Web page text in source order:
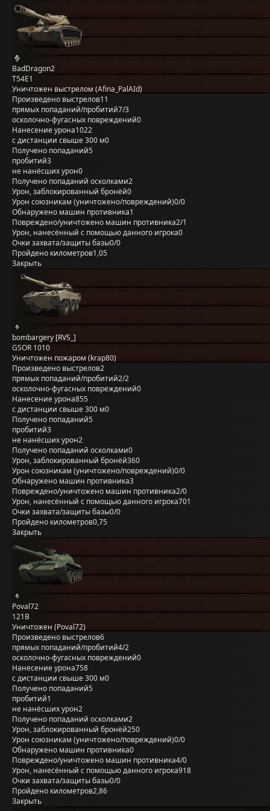
BadDragon2
T54E1
Уничтожен выстрелом (Afina_PalAId)
Произведено выстрелов11
прямых попаданий/пробитий7/3
осколочно-фугасных повреждений0
Нанесение урона1022
с дистанции свыше 300 м0
Получено попаданий5
пробитий3
не нанёсших урон0
Получено попаданий осколками2
Урон, заблокированный бронёй0
Урон союзникам (уничтожено/повреждений)0/0
Обнаружено машин противника1
Повреждено/уничтожено машин противника2/1
Урон, нанесённый с помощью данного игрока0
Очки захвата/защиты базы0/0
Пройдено километров1,05
Закрыть
bombargery [RVS_]
GSOR 1010
Уничтожен пожаром (krap80)
Произведено выстрелов2
прямых попаданий/пробитий2/2
осколочно-фугасных повреждений0
Нанесение урона855
с дистанции свыше 300 м0
Получено попаданий5
пробитий3
не нанёсших урон2
Получено попаданий осколками0
Урон, заблокированный бронёй360
Урон союзникам (уничтожено/повреждений)0/0
Обнаружено машин противника3
Повреждено/уничтожено машин противника2/0
Урон, нанесённый с помощью данного игрока701
Очки захвата/защиты базы0/0
Пройдено километров0,75
Закрыть
Poval72
121B
Уничтожен (Poval72)
Произведено выстрелов6
прямых попаданий/пробитий4/2
осколочно-фугасных повреждений0
Нанесение урона758
с дистанции свыше 300 м0
Получено попаданий5
пробитий1
не нанёсших урон2
Получено попаданий осколками2
Урон, заблокированный бронёй250
Урон союзникам (уничтожено/повреждений)0/0
Обнаружено машин противника0
Повреждено/уничтожено машин противника4/0
Урон, нанесённый с помощью данного игрока918
Очки захвата/защиты базы0/0
Пройдено километров2,86
Закрыть